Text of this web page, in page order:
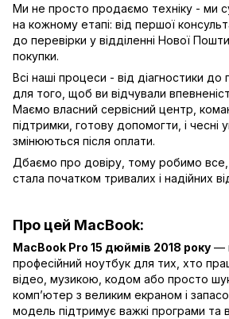
Ми не просто продаємо техніку - ми
на кожному етапі: від першої
до перевірки у відділенні Нової
покупки.
Всі наші процеси - від діагностики до
для того, щоб ви відчували
Маємо власний сервісний центр,
підтримки, готову допомогти, і чесні
змінюються після оплати.
Дбаємо про довіру, тому робимо
стала початком тривалих і надійних
Про цей MacBook:
MacBook Pro 15 дюймів 2018 року —
професійний ноутбук для тих, хто
відео, музикою, кодом або просто
компʼютер з великим екраном і
модель підтримує важкі програми та